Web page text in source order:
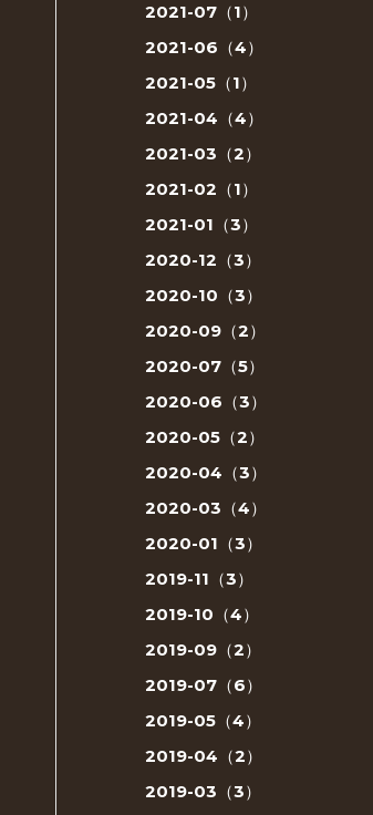
2021-07（1）
2021-06（4）
2021-05（1）
2021-04（4）
2021-03（2）
2021-02（1）
2021-01（3）
2020-12（3）
2020-10（3）
2020-09（2）
2020-07（5）
2020-06（3）
2020-05（2）
2020-04（3）
2020-03（4）
2020-01（3）
2019-11（3）
2019-10（4）
2019-09（2）
2019-07（6）
2019-05（4）
2019-04（2）
2019-03（3）